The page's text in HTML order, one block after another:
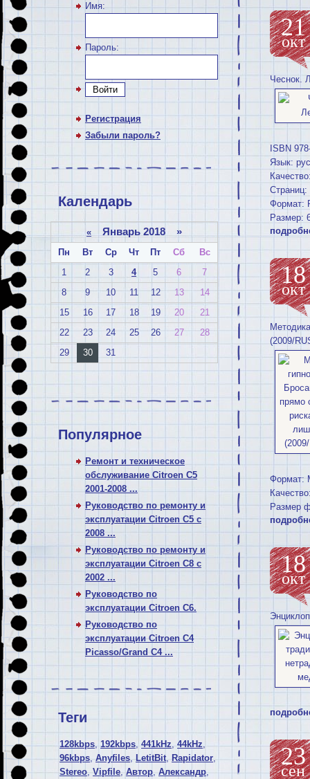
Имя:
Пароль:
Войти
Регистрация
Забыли пароль?
Календарь
« Январь 2018 »
Пн Вт Ср Чт Пт Сб
Вс
1
2 3 4 5 6
7
8
9 10 11 12 13
14
15
16 17 18 19 20
21
22
23 24 25 26 27
28
29
30 31
Популярное
Ремонт и техническое
обслуживание Citroen C5
2001-2008 ...
Руководство по ремонту и
эксплуатации Citroen C5 с
2008 ...
Руководство по ремонту и
эксплуатации Citroen C8 с
2002 ...
Руководство по
эксплуатации Citroen C6.
Руководство по
эксплуатации Citroen C4
Picasso/Grand C4 ...
Теги
128kbps, 192kbps, 441kHz,44kHz,
96kbps,Anyfiles,LetitBit, Rapidator,
Stereo, Vipfile, Автор, Александр,
21
окт
Чеснок.
ISBN
Язык:
Страниц:
Формат:
Размер:
18
окт
(2009/
Формат:
Размер
18
окт
23
сен